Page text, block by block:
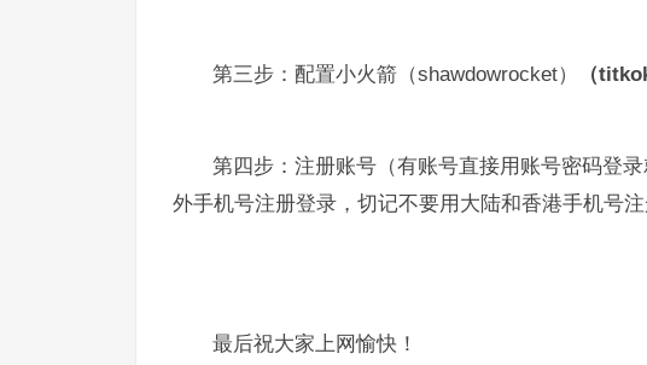
第三步：配置小火箭（shawdowrocket） （
第四步：注册账号（有账号直接用账号密码登
外手机号注册登录，切记不要用大陆和香港手机号注
最后祝大家上网愉快！